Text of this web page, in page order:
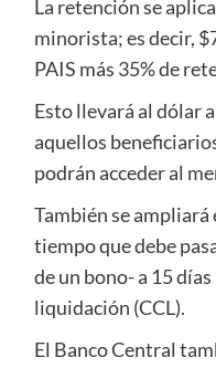
La retención se
minorista; es decir,
PAIS más 35% de
Esto llevará al dólar
aquellos
podrán acceder al
También se
tiempo que debe
de un bono- a 15
liquidación (CCL).
El Banco Central